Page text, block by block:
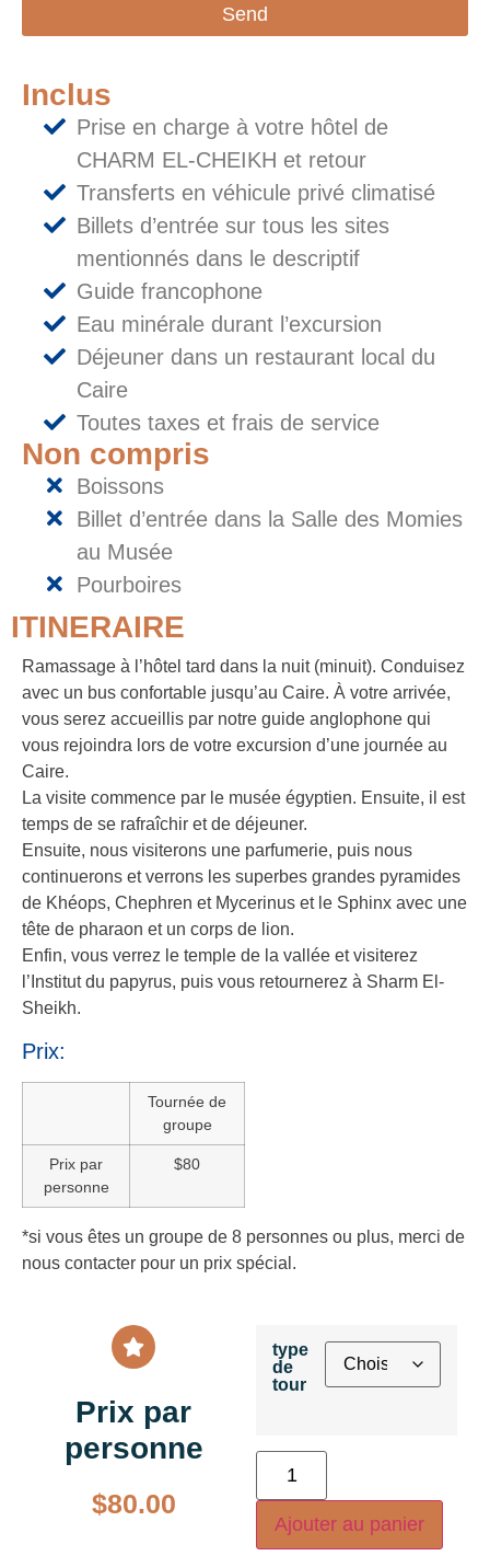
Send
Inclus
Prise en charge à votre hôtel de
CHARM EL-CHEIKH et retour
Transferts en véhicule privé climatisé
Billets d’entrée sur tous les sites
mentionnés dans le descriptif
Guide francophone
Eau minérale durant l’excursion
Déjeuner dans un restaurant local du
Caire
Toutes taxes et frais de service
Non compris
Boissons
Billet d’entrée dans la Salle des Momies
au Musée
Pourboires
ITINERAIRE
Ramassage à l’hôtel tard dans la nuit (minuit). Conduisez
avec un bus confortable jusqu’au Caire. À votre arrivée,
vous serez accueillis par notre guide anglophone qui
vous rejoindra lors de votre excursion d’une journée au
Caire.
La visite commence par le musée égyptien. Ensuite, il est
temps de se rafraîchir et de déjeuner.
Ensuite, nous visiterons une parfumerie, puis nous
continuerons et verrons les superbes grandes pyramides
de Khéops, Chephren et Mycerinus et le Sphinx avec une
tête de pharaon et un corps de lion.
Enfin, vous verrez le temple de la vallée et visiterez
l’Institut du papyrus, puis vous retournerez à Sharm El-
Sheikh.
Prix:
Tournée de
groupe
Prix par
personne
$80
*si vous êtes un groupe de 8 personnes ou plus, merci de
nous contacter pour un prix spécial.
Prix par
personne
$80.00
type
de
tour
Ajouter au panier